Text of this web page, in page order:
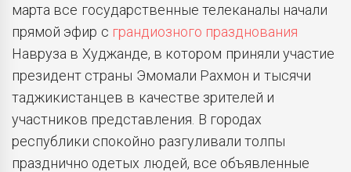
марта все государственные телеканалы начали
прямой эфир с грандиозного празднования
Навруза в Худжанде, в котором приняли участие
президент страны Эмомали Рахмон и тысячи
таджикистанцев в качестве зрителей и
участников представления. В городах
республики спокойно разгуливали толпы
празднично одетых людей, все объявленные